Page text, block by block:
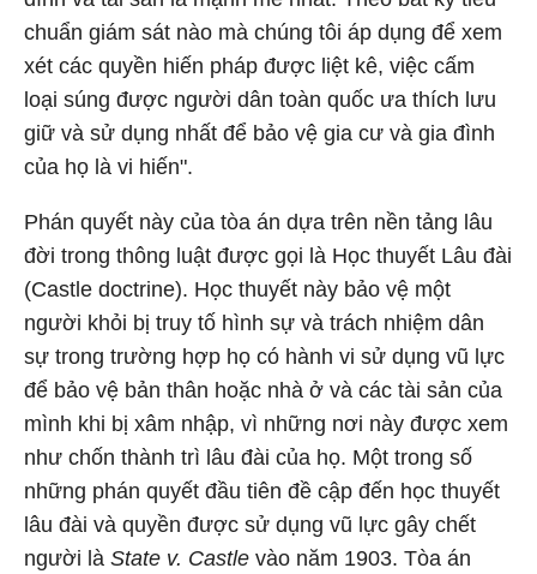
chuẩn giám sát nào mà chúng tôi áp dụng để xem
xét các quyền hiến pháp được liệt kê, việc cấm
loại súng được người dân toàn quốc ưa thích lưu
giữ và sử dụng nhất để bảo vệ gia cư và gia đình
của họ là vi hiến".
Phán quyết này của tòa án dựa trên nền tảng lâu
đời trong thông luật được gọi là Học thuyết Lâu đài
(Castle doctrine). Học thuyết này bảo vệ một
người khỏi bị truy tố hình sự và trách nhiệm dân
sự trong trường hợp họ có hành vi sử dụng vũ lực
để bảo vệ bản thân hoặc nhà ở và các tài sản của
mình khi bị xâm nhập, vì những nơi này được xem
như chốn thành trì lâu đài của họ. Một trong số
những phán quyết đầu tiên đề cập đến học thuyết
lâu đài và quyền được sử dụng vũ lực gây chết
người là State v. Castle vào năm 1903. Tòa án